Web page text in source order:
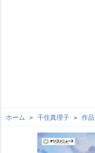
ホーム 千住真理子 作品